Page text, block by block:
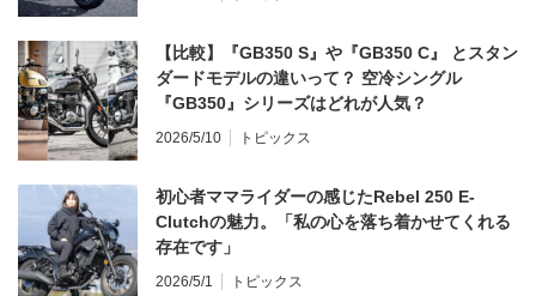
【比較】『GB350 S』や『GB350 C』 とスタン
ダードモデルの違いって？ 空冷シングル
『GB350』シリーズはどれが人気？
2026/5/10 トピックス
初心者ママライダーの感じたRebel 250 E-
Clutchの魅力。「私の心を落ち着かせてくれる
存在です」
2026/5/1 トピックス